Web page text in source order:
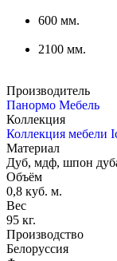
600 мм.
2100 мм.
Производитель
Панормо Мебель
Коллекция
Коллекция мебели
Материал
Дуб, мдф, шпон
Объём
0,8 куб. м.
Вес
95 кг.
Производство
Белоруссия